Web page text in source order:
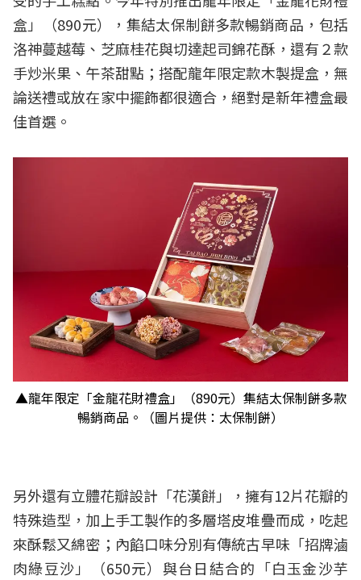
盒」（890元），集結太保制餅多款暢銷商品，包括
洛神蔓越莓、芝麻桂花與切達起司錦花酥，還有２款
手炒米果、午茶甜點；搭配龍年限定款木製提盒，無
論送禮或放在家中擺飾都很適合，絕對是新年禮盒最
佳首選。
▲龍年限定「金龍花財禮盒」（890元）集結太保制餅多款
暢銷商品。（圖片提供：太保制餅）
另外還有立體花瓣設計「花漢餅」，擁有12片花瓣的
特殊造型，加上手工製作的多層塔皮堆疊而成，吃起
來酥鬆又綿密；內餡口味分別有傳統古早味「招牌滷
肉綠豆沙」（650元）與台日結合的「白玉金沙芋